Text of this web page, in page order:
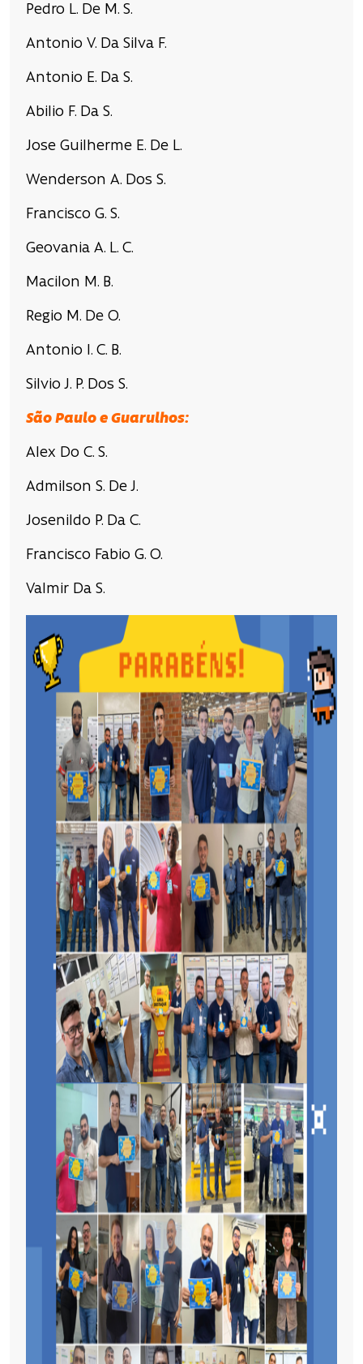
Pedro L. De M. S.
Antonio V. Da Silva F.
Antonio E. Da S.
Abilio F. Da S.
Jose Guilherme E. De L.
Wenderson A. Dos S.
Francisco G. S.
Geovania A. L. C.
Macilon M. B.
Regio M. De O.
Antonio I. C. B.
Silvio J. P. Dos S.
São Paulo e Guarulhos:
Alex Do C. S.
Admilson S. De J.
Josenildo P. Da C.
Francisco Fabio G. O.
Valmir Da S.